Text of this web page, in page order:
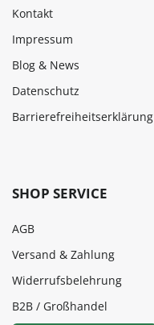
Kontakt
Impressum
Blog & News
Datenschutz
Barrierefreiheitserklärung
SHOP SERVICE
AGB
Versand & Zahlung
Widerrufsbelehrung
B2B / Großhandel